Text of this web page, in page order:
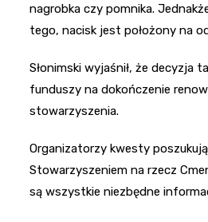
nagrobka czy pomnika.
tego, nacisk jest położony na
Słonimski wyjaśnił, że decyzja
funduszy na dokończenie
stowarzyszenia.
Organizatorzy kwesty
Stowarzyszeniem na rzecz
są wszystkie niezbędne